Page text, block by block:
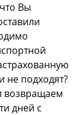
Вы
не подходят?
возвращаем
дней с